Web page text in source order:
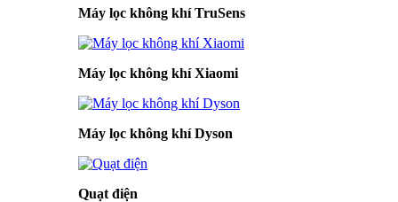
Máy lọc không khí TruSens
Máy lọc không khí Xiaomi
Máy lọc không khí Dyson
Quạt điện